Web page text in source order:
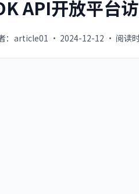
API开放平台
：article01 · 2024-12-12 · 阅读